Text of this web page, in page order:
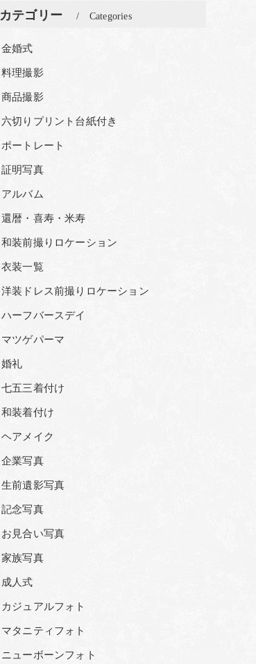
カテゴリー Categories
金婚式
料理撮影
商品撮影
六切りプリント台紙付き
ポートレート
証明写真
アルバム
還暦・喜寿・米寿
和装前撮りロケーション
衣装一覧
洋装ドレス前撮りロケーション
ハーフバースデイ
マツゲパーマ
婚礼
七五三着付け
和装着付け
ヘアメイク
企業写真
生前遺影写真
記念写真
お見合い写真
家族写真
成人式
カジュアルフォト
マタニティフォト
ニューボーンフォト